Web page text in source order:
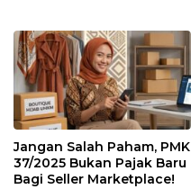
Jangan Salah Paham, PMK
37/2025 Bukan Pajak Baru
Bagi Seller Marketplace!